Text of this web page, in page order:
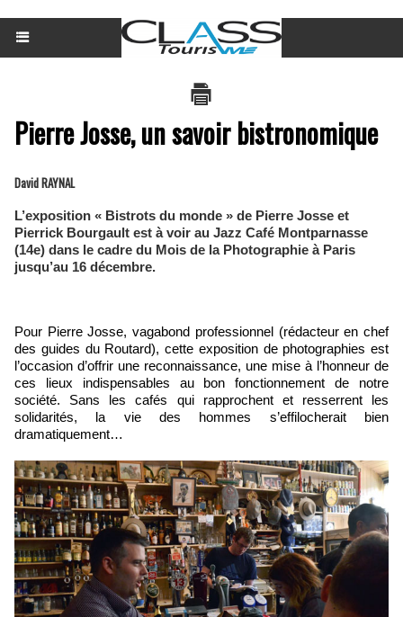
Pierre Josse, un savoir bistronomique
David RAYNAL
L’exposition « Bistrots du monde » de Pierre Josse et
Pierrick Bourgault est à voir au Jazz Café Montparnasse
(14e) dans le cadre du Mois de la Photographie à Paris
jusqu’au 16 décembre.
Pour Pierre Josse, vagabond professionnel (rédacteur en chef
des guides du Routard), cette exposition de photographies est
l’occasion d’offrir une reconnaissance, une mise à l’honneur de
ces lieux indispensables au bon fonctionnement de notre
société. Sans les cafés qui rapprochent et resserrent les
solidarités, la vie des hommes s’effilocherait bien
dramatiquement…